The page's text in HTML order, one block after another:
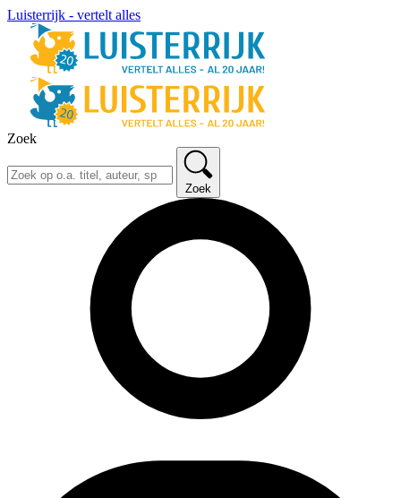
Luisterrijk - vertelt alles
Zoek
Zoek